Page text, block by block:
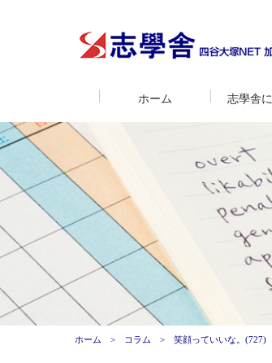
ホーム 志學舎
ホーム コラム 笑顔っていいな。(727)